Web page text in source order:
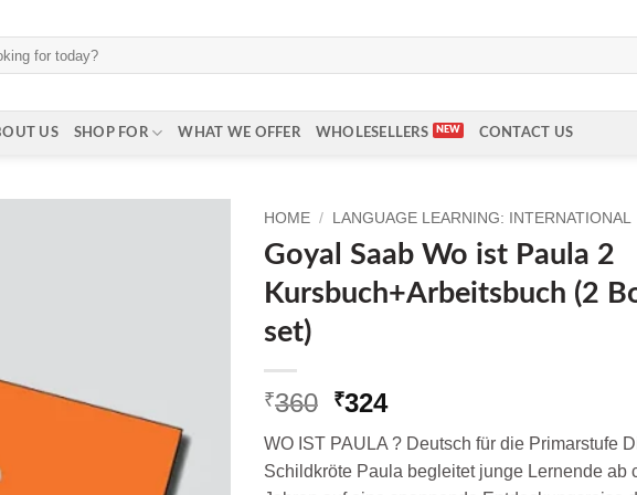
US SHOP FOR WHAT WE OFFER WHOLESELLERS CONTACT US
HOME / LANGUAGE LEARNING: INTERNATIONAL
Goyal Saab Wo ist Paula 2
Kursbuch+Arbeitsbuch (2
set)
₹360 Original
was:
₹360.
₹324Current
is:
₹324.
WO IST PAULA ? Deutsch für die Primarstufe
Schildkröte Paula begleitet junge Lernende ab